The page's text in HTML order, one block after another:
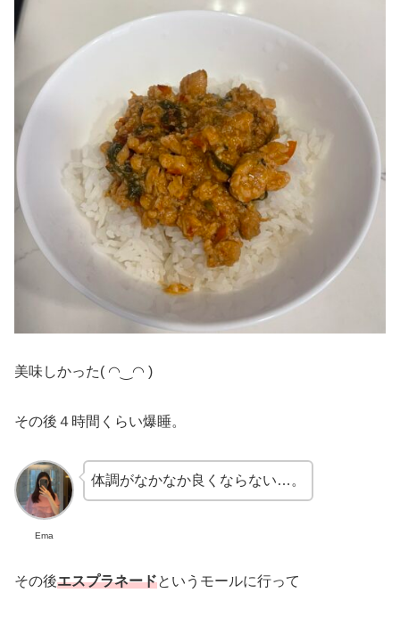
美味しかった( ◠‿◠ )
その後４時間くらい爆睡。
Ema
体調がなかなか良くならない…。
その後エスプラネードというモールに行って